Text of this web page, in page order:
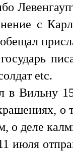
с
etc.
в Вильну
о
о деле
июля